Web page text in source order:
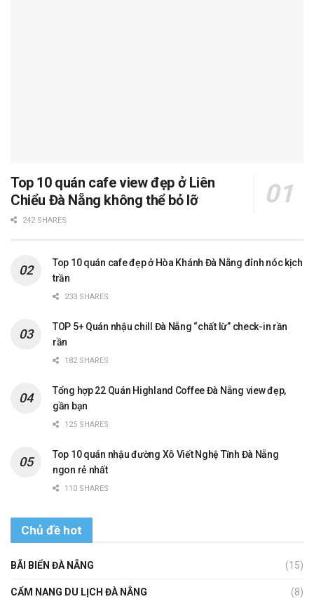
Top 10 quán cafe view đẹp ở Liên
Chiểu Đà Nẵng không thể bỏ lỡ
242 SHARES
Top 10 quán cafe đẹp ở Hòa Khánh Đà Nẵng đỉnh nóc kịch
trần
233 SHARES
TOP 5+ Quán nhậu chill Đà Nẵng “chất lừ” check-in rần
rần
182 SHARES
Tổng hợp 22 Quán Highland Coffee Đà Nẵng view đẹp,
gần bạn
125 SHARES
Top 10 quán nhậu đường Xô Viết Nghệ Tĩnh Đà Nẵng
ngon rẻ nhất
110 SHARES
Chủ đề hot
BÃI BIỂN ĐÀ NẴNG (15)
CẨM NANG DU LỊCH ĐÀ NẴNG (8)